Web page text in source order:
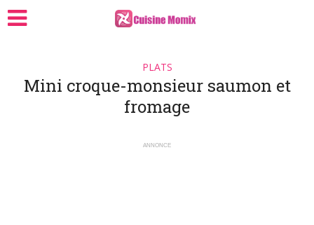
PLATS
Mini croque-monsieur saumon et
fromage
ANNONCE